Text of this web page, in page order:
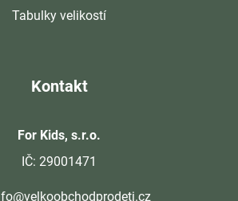
Tabulky velikostí
Kontakt
For Kids, s.r.o.
IČ: 29001471